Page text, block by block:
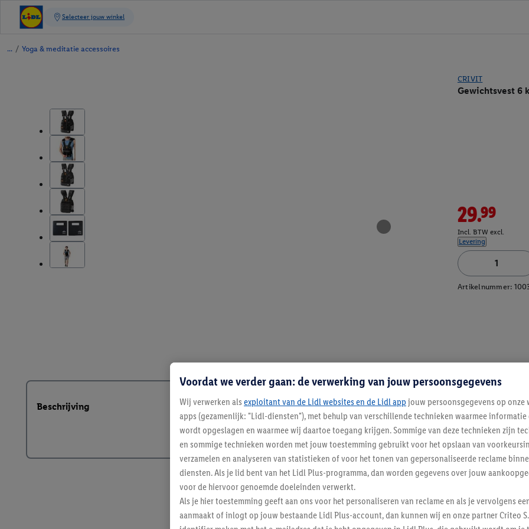
/ Yoga & meditatie accessoires
CRIVIT
Gewichtsvest 6
29.99
Incl. BTW excl.
Levering
Artikelnummer:
Beschrijving
Voordat we verder gaan: de verwerking van jouw persoonsgegevens
Wij verwerken als exploitant van de Lidl websites en de Lidl app jouw persoonsgegevens op onze
apps (gezamenlijk: "Lidl-diensten"), met behulp van verschillende technieken waarmee
wordt opgeslagen en waarmee wij daartoe toegang krijgen. Sommige van deze technieken zijn
en sommige technieken worden met jouw toestemming gebruikt voor het opslaan van
verzamelen en analyseren van statistieken of voor het tonen van gepersonaliseerde reclame
diensten. Als je lid bent van het Lidl Plus-programma, dan worden gegevens over jouw
voor de hiervoor genoemde doeleinden verwerkt.
Als je hier toestemming geeft aan ons voor het personaliseren van reclame en als je vervolgens
aanmaakt of inlogt op jouw bestaande Lidl Plus-account, dan kunnen wij en onze partner Criteo